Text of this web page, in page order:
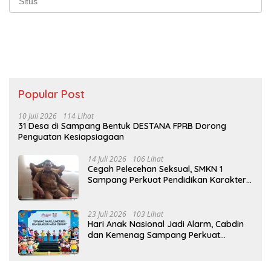
Popular Post
10 Juli 2026 114 Lihat
31 Desa di Sampang Bentuk DESTANA FPRB Dorong
Penguatan Kesiapsiagaan
14 Juli 2026 106 Lihat
Cegah Pelecehan Seksual, SMKN 1
Sampang Perkuat Pendidikan Karakter
23 Juli 2026 103 Lihat
Hari Anak Nasional Jadi Alarm, Cabdin
dan Kemenag Sampang Perkuat